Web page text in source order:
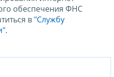
обеспечения ФНС
в "Службу